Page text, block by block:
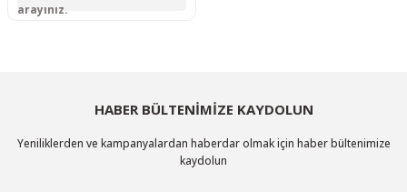
arayınız.
HABER BÜLTENİMİZE KAYDOLUN
Yeniliklerden ve kampanyalardan haberdar olmak için haber bültenimize
kaydolun